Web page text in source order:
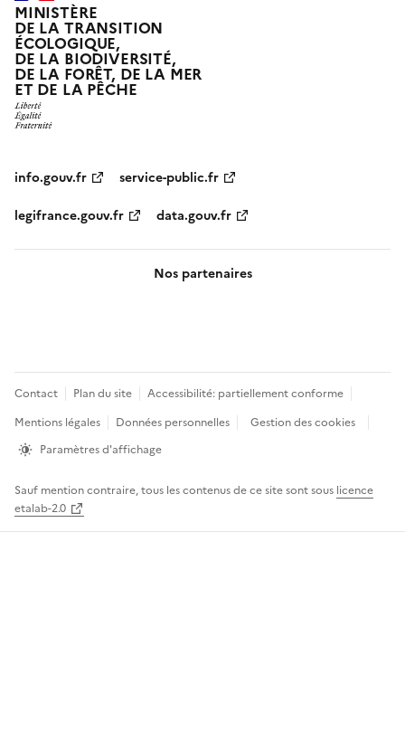
MINISTÈRE
DE LA TRANSITION
ÉCOLOGIQUE,
DE LA BIODIVERSITÉ,
DE LA FORÊT, DE LA MER
ET DE LA PÊCHE
info.gouv.fr
service-public.fr
legifrance.gouv.fr
data.gouv.fr
Nos partenaires
Pied
de
page
Contact Plan du site
Accessibilité: partiellement conforme
Mentions légales
Données personnelles
Gestion des cookies
Paramètres d'affichage
Sauf mention contraire, tous les contenus de ce site sont sous licence
etalab-2.0